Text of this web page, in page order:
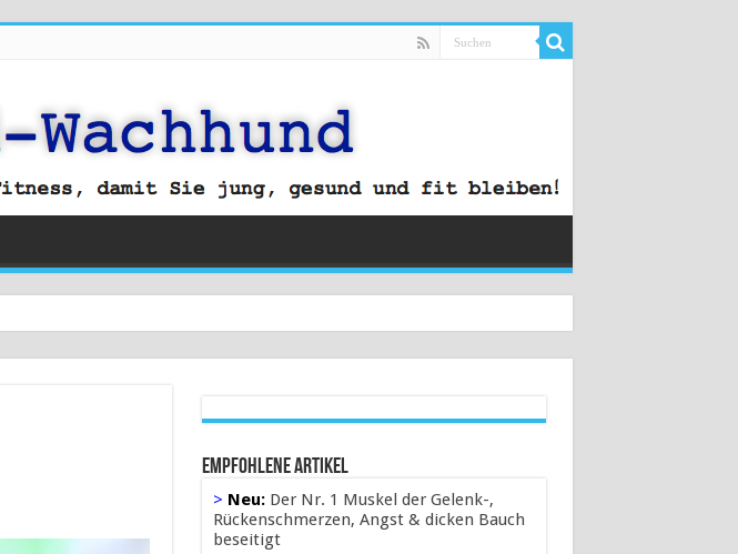
Empfohlene Artikel
> Neu: Der Nr. 1 Muskel der Gelenk-,
Rückenschmerzen, Angst & dicken Bauch
beseitigt